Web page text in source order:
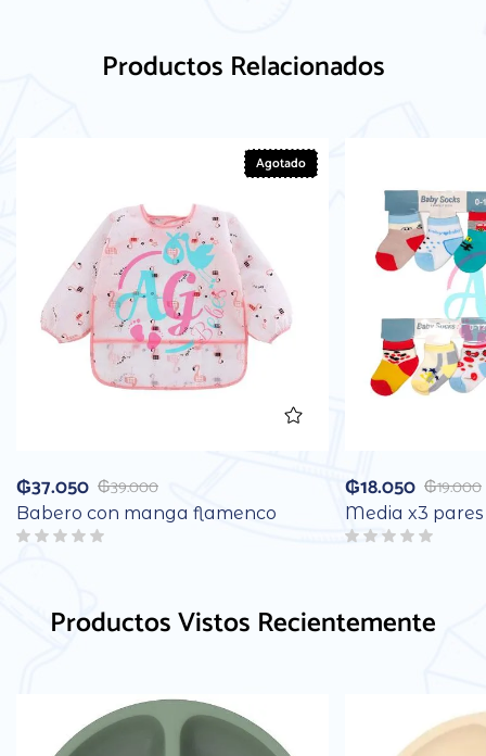
Productos Relacionados
Agotado
₲39.000
₲37.050
Babero con manga flamenco
₲19.000
₲18.050
Media x3
Productos Vistos Recientemente